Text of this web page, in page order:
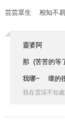
芸芸眾生 相知不
靈婆阿
那 (苦苦的等
我哪~ 壞的
我在雲深不知處